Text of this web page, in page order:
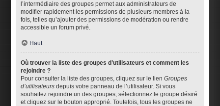
l’intermédiaire des groupes permet aux administrateurs de
modifier rapidement les permissions de plusieurs membres à la
fois, telles qu’ajouter des permissions de modération ou rendre
accessible un forum privé.
Haut
Où trouver la liste des groupes d’utilisateurs et comment les
rejoindre ?
Pour consulter la liste des groupes, cliquez sur le lienGroupes
d’utilisateurs depuis votre panneau de l’utilisateur. Si vous
souhaitez rejoindre un des groupes, sélectionnez le groupe désiré
et cliquez sur le bouton approprié. Toutefois, tous les groupes ne